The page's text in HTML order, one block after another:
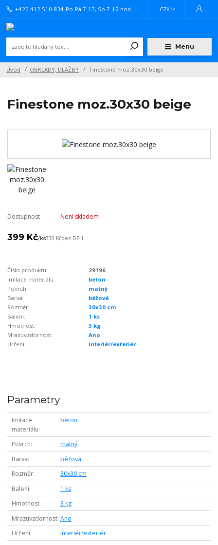
Menu
CZK
+420 412 510 834 Po-Pá 7-17, So 7-12 hod.
Úvod OBKLADY, DLAŽBY Finestone moz.30x30 beige
Finestone moz.30x30 beige
Dostupnost Není skladem
399 Kč/ks330 Kčbez DPH
Číslo produktu:
29196
Imitace materiálu:
beton
Povrch:
matný
Barva:
béžová
Rozměr:
30x30 cm
Balení:
1 ks
Hmotnost:
3 kg
Mrazuvzdornost:
Ano
Určení:
interiér/exteriér
Parametry
Imitace
materiálu
beton
Povrch
matný
Barva
béžová
Rozměr
30x30 cm
Balení
1 ks
Hmotnost
3 kg
Mrazuvzdornost Ano
Určení
interiér/exteriér